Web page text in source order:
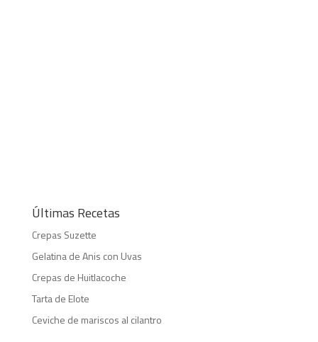
Últimas Recetas
Crepas Suzette
Gelatina de Anis con Uvas
Crepas de Huitlacoche
Tarta de Elote
Ceviche de mariscos al cilantro